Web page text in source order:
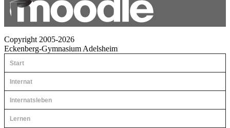
Copyright 2005-2026
Eckenberg-Gymnasium Adelsheim
Start
Internat
Internatsleben
Lernen